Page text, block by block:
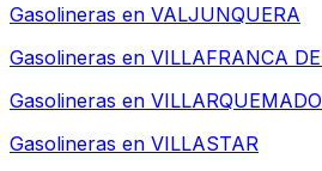
Gasolineras en VALJUNQUERA
Gasolineras en VILLAFRANCA
Gasolineras en VILLARQUEMADO
Gasolineras en VILLASTAR